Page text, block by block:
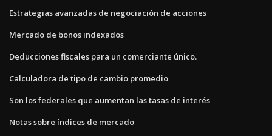
Estrategias avanzadas de negociación de acciones
Mercado de bonos indexados
Deducciones fiscales para un comerciante único.
Calculadora de tipo de cambio promedio
Son los federales que aumentan las tasas de interés
Notas sobre índices de mercado